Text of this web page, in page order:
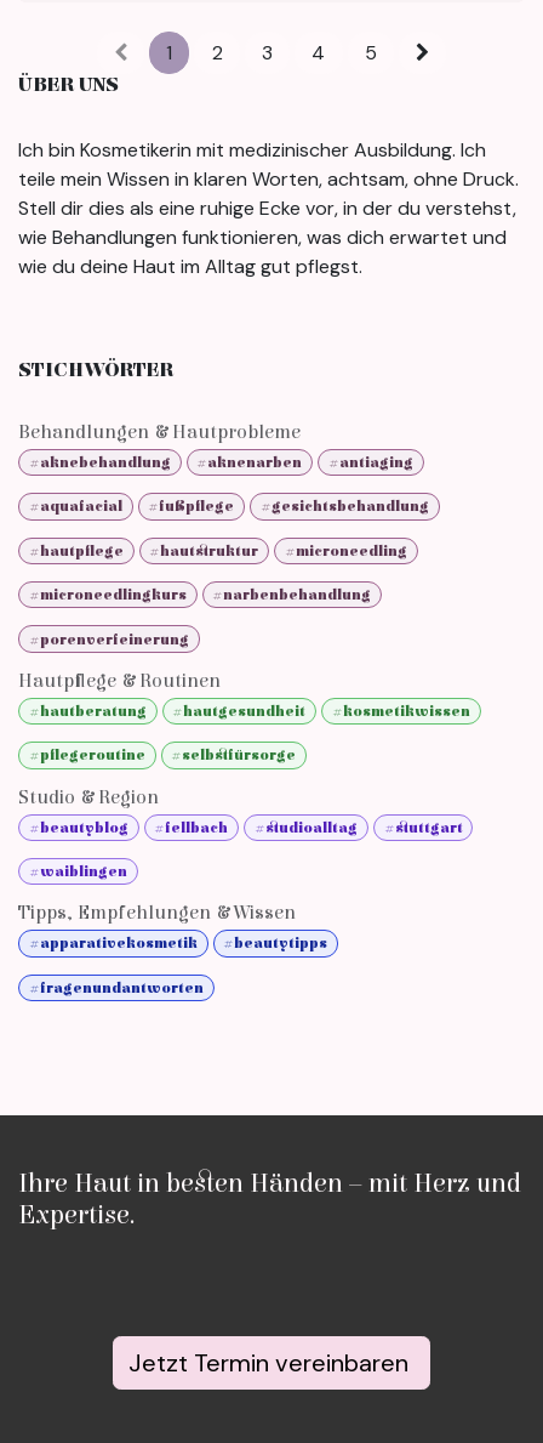
1 2 3 4 5
ÜBER UNS
Ich bin Kosmetikerin mit medizinischer Ausbildung. Ich
teile mein Wissen in klaren Worten, achtsam, ohne Druck.
Stell dir dies als eine ruhige Ecke vor, in der du verstehst,
wie Behandlungen funktionieren, was dich erwartet und
wie du deine Haut im Alltag gut pflegst.
STICHWÖRTER
Behandlungen & Hautprobleme
#aknebehandlung #aknenarben #antiaging
#aquafacial #fußpflege #gesichtsbehandlung
#hautpflege #hautstruktur #microneedling
#microneedlingkurs #narbenbehandlung
#porenverfeinerung
Hautpflege & Routinen
#hautberatung #hautgesundheit #kosmetikwissen
#pflegeroutine #selbstfürsorge
Studio & Region
#beautyblog #fellbach #studioalltag #stuttgart
#waiblingen
Tipps, Empfehlungen & Wissen
#apparativekosmetik #beautytipps
#fragenundantworten
Ihre Haut in besten Händen – mit Herz und
Expertise.
Jetzt Termin vereinbaren